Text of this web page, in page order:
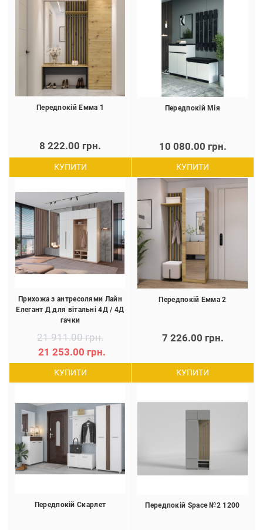
Передпокій Емма 1
8 222.00 грн.
КУПИТИ
Передпокій Мія
10 080.00 грн.
КУПИТИ
Прихожа з антресолями Лайн
Елегант Д для вітальні 4Д / 4Д
гачки
21 911.00 грн.
21 253.00 грн.
КУПИТИ
Передпокій Емма 2
7 226.00 грн.
КУПИТИ
Передпокій Скарлет Передпокій Space №2 1200